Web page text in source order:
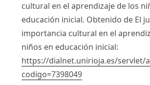
cultural en el aprendizaje de los
educación inicial. Obtenido de El
importancia cultural en el
niños en educación inicial:
https://dialnet.unirioja.es/servlet/
codigo=7398049